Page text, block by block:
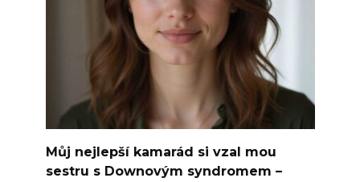
Můj nejlepší kamarád si vzal mou
sestru s Downovým syndromem –